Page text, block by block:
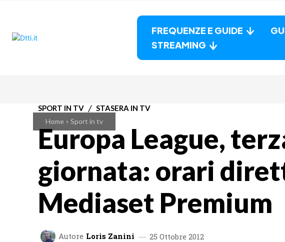
FREQUENZE E GUIDE
STREAMING
Home Sport in tv
SPORT IN TV STASERA IN TV
Europa League,
giornata: orari
Mediaset Premium
Autore Loris Zanini 25 Ottobre 2012